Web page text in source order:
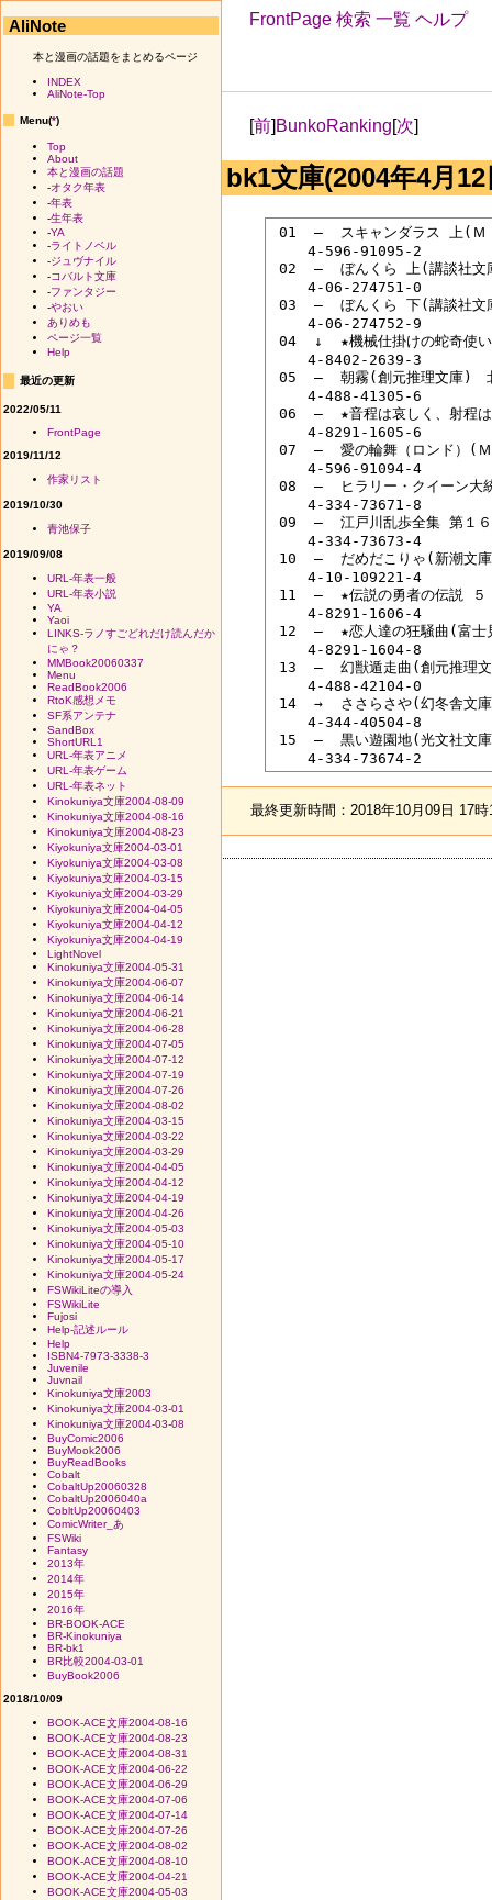
FrontPage 検索 一覧 ヘルプ
[前] BunkoRanking[次]
bk1文庫(2004年4月
01  ―  スキャンダラス 上(Ｍ
4-596-91095-2
02  ―  ぼんくら 上(講談社文
4-06-274751-0
03  ―  ぼんくら 下(講談社文
4-06-274752-9
04  ↓  ★機械仕掛けの蛇奇使
4-8402-2639-3
05  ―  朝霧(創元推理文庫)　
4-488-41305-6
06  ―  ★音程は哀しく、射程は
4-8291-1605-6
07  ―  愛の輪舞（ロンド）(Ｍ
4-596-91094-4
08  ―  ヒラリー・クイーン大
4-334-73671-8
09  ―  江戸川乱歩全集 第１６
4-334-73673-4
10  ―  だめだこりゃ(新潮文
4-10-109221-4
11  ―  ★伝説の勇者の伝説 ５
4-8291-1606-4
12  ―  ★恋人達の狂騒曲(富士
4-8291-1604-8
13  ―  幻獣遁走曲(創元推理
4-488-42104-0
14  →  ささらさや(幻冬舎文
4-344-40504-8
15  ―  黒い遊園地(光文社
最終更新時間：2018年10月09日 17
AliNote
本と漫画の話題をまとめるページ
INDEX
AliNote-Top
Menu(*)
Top
About
本と漫画の話題
-オタク年表
-年表
-生年表
-YA
-ライトノベル
-ジュヴナイル
-コバルト文庫
-ファンタジー
-やおい
ありめも
ページ一覧
Help
最近の更新
2022/05/11
FrontPage
2019/11/12
作家リスト
2019/10/30
青池保子
2019/09/08
URL-年表一般
URL-年表小説
YA
Yaoi
LINKS-ラノすごどれだけ読んだか
にゃ？
MMBook20060337
Menu
ReadBook2006
RtoK感想メモ
SF系アンテナ
SandBox
ShortURL1
URL-年表アニメ
URL-年表ゲーム
URL-年表ネット
Kinokuniya文庫2004-08-09
Kinokuniya文庫2004-08-16
Kinokuniya文庫2004-08-23
Kiyokuniya文庫2004-03-01
Kiyokuniya文庫2004-03-08
Kiyokuniya文庫2004-03-15
Kiyokuniya文庫2004-03-29
Kiyokuniya文庫2004-04-05
Kiyokuniya文庫2004-04-12
Kiyokuniya文庫2004-04-19
LightNovel
Kinokuniya文庫2004-05-31
Kinokuniya文庫2004-06-07
Kinokuniya文庫2004-06-14
Kinokuniya文庫2004-06-21
Kinokuniya文庫2004-06-28
Kinokuniya文庫2004-07-05
Kinokuniya文庫2004-07-12
Kinokuniya文庫2004-07-19
Kinokuniya文庫2004-07-26
Kinokuniya文庫2004-08-02
Kinokuniya文庫2004-03-15
Kinokuniya文庫2004-03-22
Kinokuniya文庫2004-03-29
Kinokuniya文庫2004-04-05
Kinokuniya文庫2004-04-12
Kinokuniya文庫2004-04-19
Kinokuniya文庫2004-04-26
Kinokuniya文庫2004-05-03
Kinokuniya文庫2004-05-10
Kinokuniya文庫2004-05-17
Kinokuniya文庫2004-05-24
FSWikiLiteの導入
FSWikiLite
Fujosi
Help-記述ルール
Help
ISBN4-7973-3338-3
Juvenile
Juvnail
Kinokuniya文庫2003
Kinokuniya文庫2004-03-01
Kinokuniya文庫2004-03-08
BuyComic2006
BuyMook2006
BuyReadBooks
Cobalt
CobaltUp20060328
CobaltUp2006040a
CobltUp20060403
ComicWriter_あ
FSWiki
Fantasy
2013年
2014年
2015年
2016年
BR-BOOK-ACE
BR-Kinokuniya
BR-bk1
BR比較2004-03-01
BuyBook2006
2018/10/09
BOOK-ACE文庫2004-08-16
BOOK-ACE文庫2004-08-23
BOOK-ACE文庫2004-08-31
BOOK-ACE文庫2004-06-22
BOOK-ACE文庫2004-06-29
BOOK-ACE文庫2004-07-06
BOOK-ACE文庫2004-07-14
BOOK-ACE文庫2004-07-26
BOOK-ACE文庫2004-08-02
BOOK-ACE文庫2004-08-10
BOOK-ACE文庫2004-04-21
BOOK-ACE文庫2004-05-03